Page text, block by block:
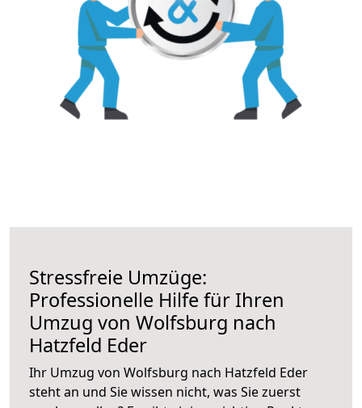
Stressfreie Umzüge:
Professionelle Hilfe für Ihren
Umzug von Wolfsburg nach
Hatzfeld Eder
Ihr Umzug von Wolfsburg nach Hatzfeld Eder
steht an und Sie wissen nicht, was Sie zuerst